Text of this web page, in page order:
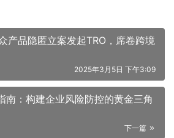
产品隐匿立案发起TRO，席卷跨境
2025年3月5日 下午3:09
南：构建企业风险防控的黄金三角
下一篇